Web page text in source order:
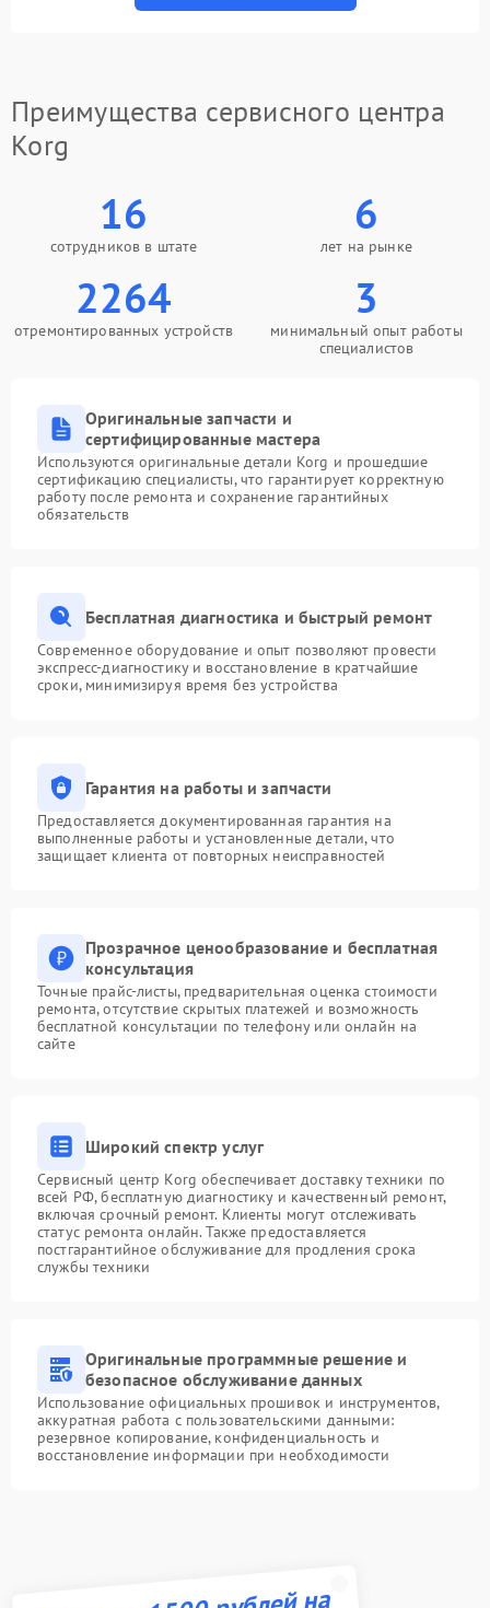
Преимущества сервисного центра
Korg
16
сотрудников в штате
6
лет на рынке
2264
отремонтированных устройств
3
минимальный опыт работы
специалистов
Оригинальные запчасти и
сертифицированные мастера
Используются оригинальные детали Korg и прошедшие
сертификацию специалисты, что гарантирует корректную
работу после ремонта и сохранение гарантийных
обязательств
Бесплатная диагностика и быстрый ремонт
Современное оборудование и опыт позволяют провести
экспресс-диагностику и восстановление в кратчайшие
сроки, минимизируя время без устройства
Гарантия на работы и запчасти
Предоставляется документированная гарантия на
выполненные работы и установленные детали, что
защищает клиента от повторных неисправностей
Прозрачное ценообразование и бесплатная
консультация
Точные прайс-листы, предварительная оценка стоимости
ремонта, отсутствие скрытых платежей и возможность
бесплатной консультации по телефону или онлайн на
сайте
Широкий спектр услуг
Сервисный центр Korg обеспечивает доставку техники по
всей РФ, бесплатную диагностику и качественный ремонт,
включая срочный ремонт. Клиенты могут отслеживать
статус ремонта онлайн. Также предоставляется
постгарантийное обслуживание для продления срока
службы техники
Оригинальные программные решение и
безопасное обслуживание данных
Использование официальных прошивок и инструментов,
аккуратная работа с пользовательскими данными:
резервное копирование, конфиденциальность и
восстановление информации при необходимости